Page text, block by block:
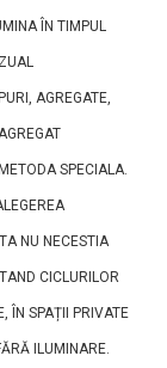
ÎN TIMPUL
AGREGATE,
SPECIALA.
NU NECESTIA
CICLURILOR
ÎN SPAȚII PRIVATE
ILUMINARE.